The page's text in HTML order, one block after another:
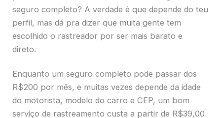
seguro completo? A verdade é que depende do teu
perfil, mas dá pra dizer que muita gente tem
escolhido o rastreador por ser mais barato e
direto.
Enquanto um seguro completo pode passar dos
R$200 por mês, e muitas vezes depende da idade
do motorista, modelo do carro e CEP, um bom
serviço de rastreamento custa a partir de R$39,00